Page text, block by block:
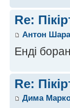
Re:
Антон
Енді
Re:
Дима